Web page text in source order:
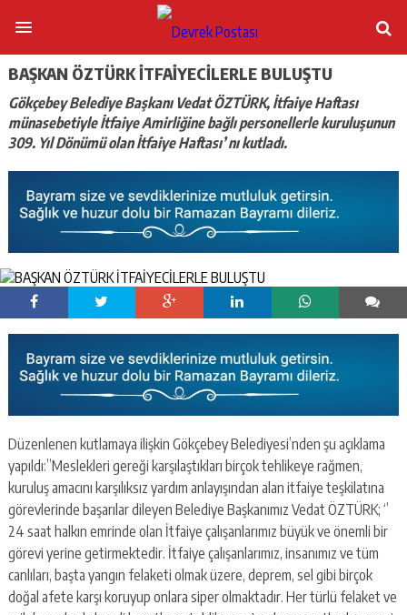
BAŞKAN ÖZTÜRK İTFAİYECİLERLE BULUŞTU
Gökçebey Belediye Başkanı Vedat ÖZTÜRK, İtfaiye Haftası
münasebetiyle İtfaiye Amirliğine bağlı personellerle kuruluşunun
309. Yıl Dönümü olan İtfaiye Haftası’ nı kutladı.
Düzenlenen kutlamaya ilişkin Gökçebey Belediyesi’nden şu açıklama
yapıldı:”Meslekleri gereği karşılaştıkları birçok tehlikeye rağmen,
kuruluş amacını karşılıksız yardım anlayışından alan itfaiye teşkilatına
görevlerinde başarılar dileyen Belediye Başkanımız Vedat ÖZTÜRK; ‘’
24 saat halkın emrinde olan İtfaiye çalışanlarımız büyük ve önemli bir
görevi yerine getirmektedir. İtfaiye çalışanlarımız, insanımız ve tüm
canlıları, başta yangın felaketi olmak üzere, deprem, sel gibi birçok
doğal afete karşı koruyup onlara siper olmaktadır. Her türlü felaket ve